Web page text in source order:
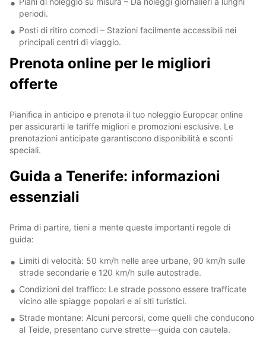
periodi.
Posti di ritiro comodi – Stazioni facilmente accessibili nei
principali centri di viaggio.
Prenota online per le migliori
offerte
Pianifica in anticipo e prenota il tuo noleggio Europcar online
per assicurarti le tariffe migliori e promozioni esclusive. Le
prenotazioni anticipate garantiscono disponibilità e sconti
speciali.
Guida a Tenerife: informazioni
essenziali
Prima di partire, tieni a mente queste importanti regole di
guida:
Limiti di velocità: 50 km/h nelle aree urbane, 90 km/h sulle
strade secondarie e 120 km/h sulle autostrade.
Condizioni del traffico: Le strade possono essere trafficate
vicino alle spiagge popolari e ai siti turistici.
Strade montane: Alcuni percorsi, come quelli che conducono
al Teide, presentano curve strette—guida con cautela.